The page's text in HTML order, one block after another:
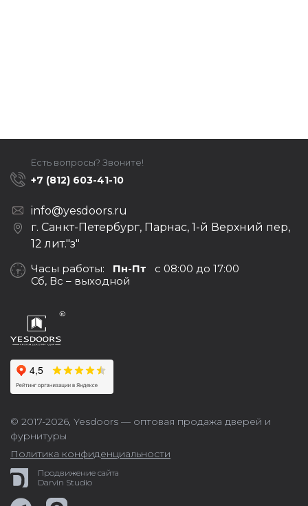
© 2017-2026, Yesdoors — оптовая продажа дверей и
фурнитуры
Политика конфиденциальности
Продвижение сайта
Darvin Studio
Есть вопросы? Звоните!
+7 (812) 603-41-10
info@yesdoors.ru
г. Санкт-Петербург, Парнас, 1-й Верхний пер,
12 лит."з"
Часы работы: Пн-Пт с 08:00 до 17:00
Сб, Вс – выходной